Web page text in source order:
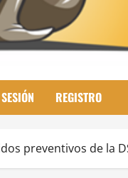
REGISTRO
preventivos de la